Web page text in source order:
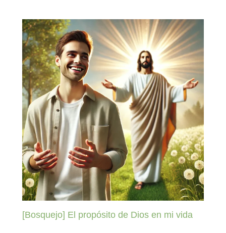
[Bosquejo] El propósito de Dios en mi vida